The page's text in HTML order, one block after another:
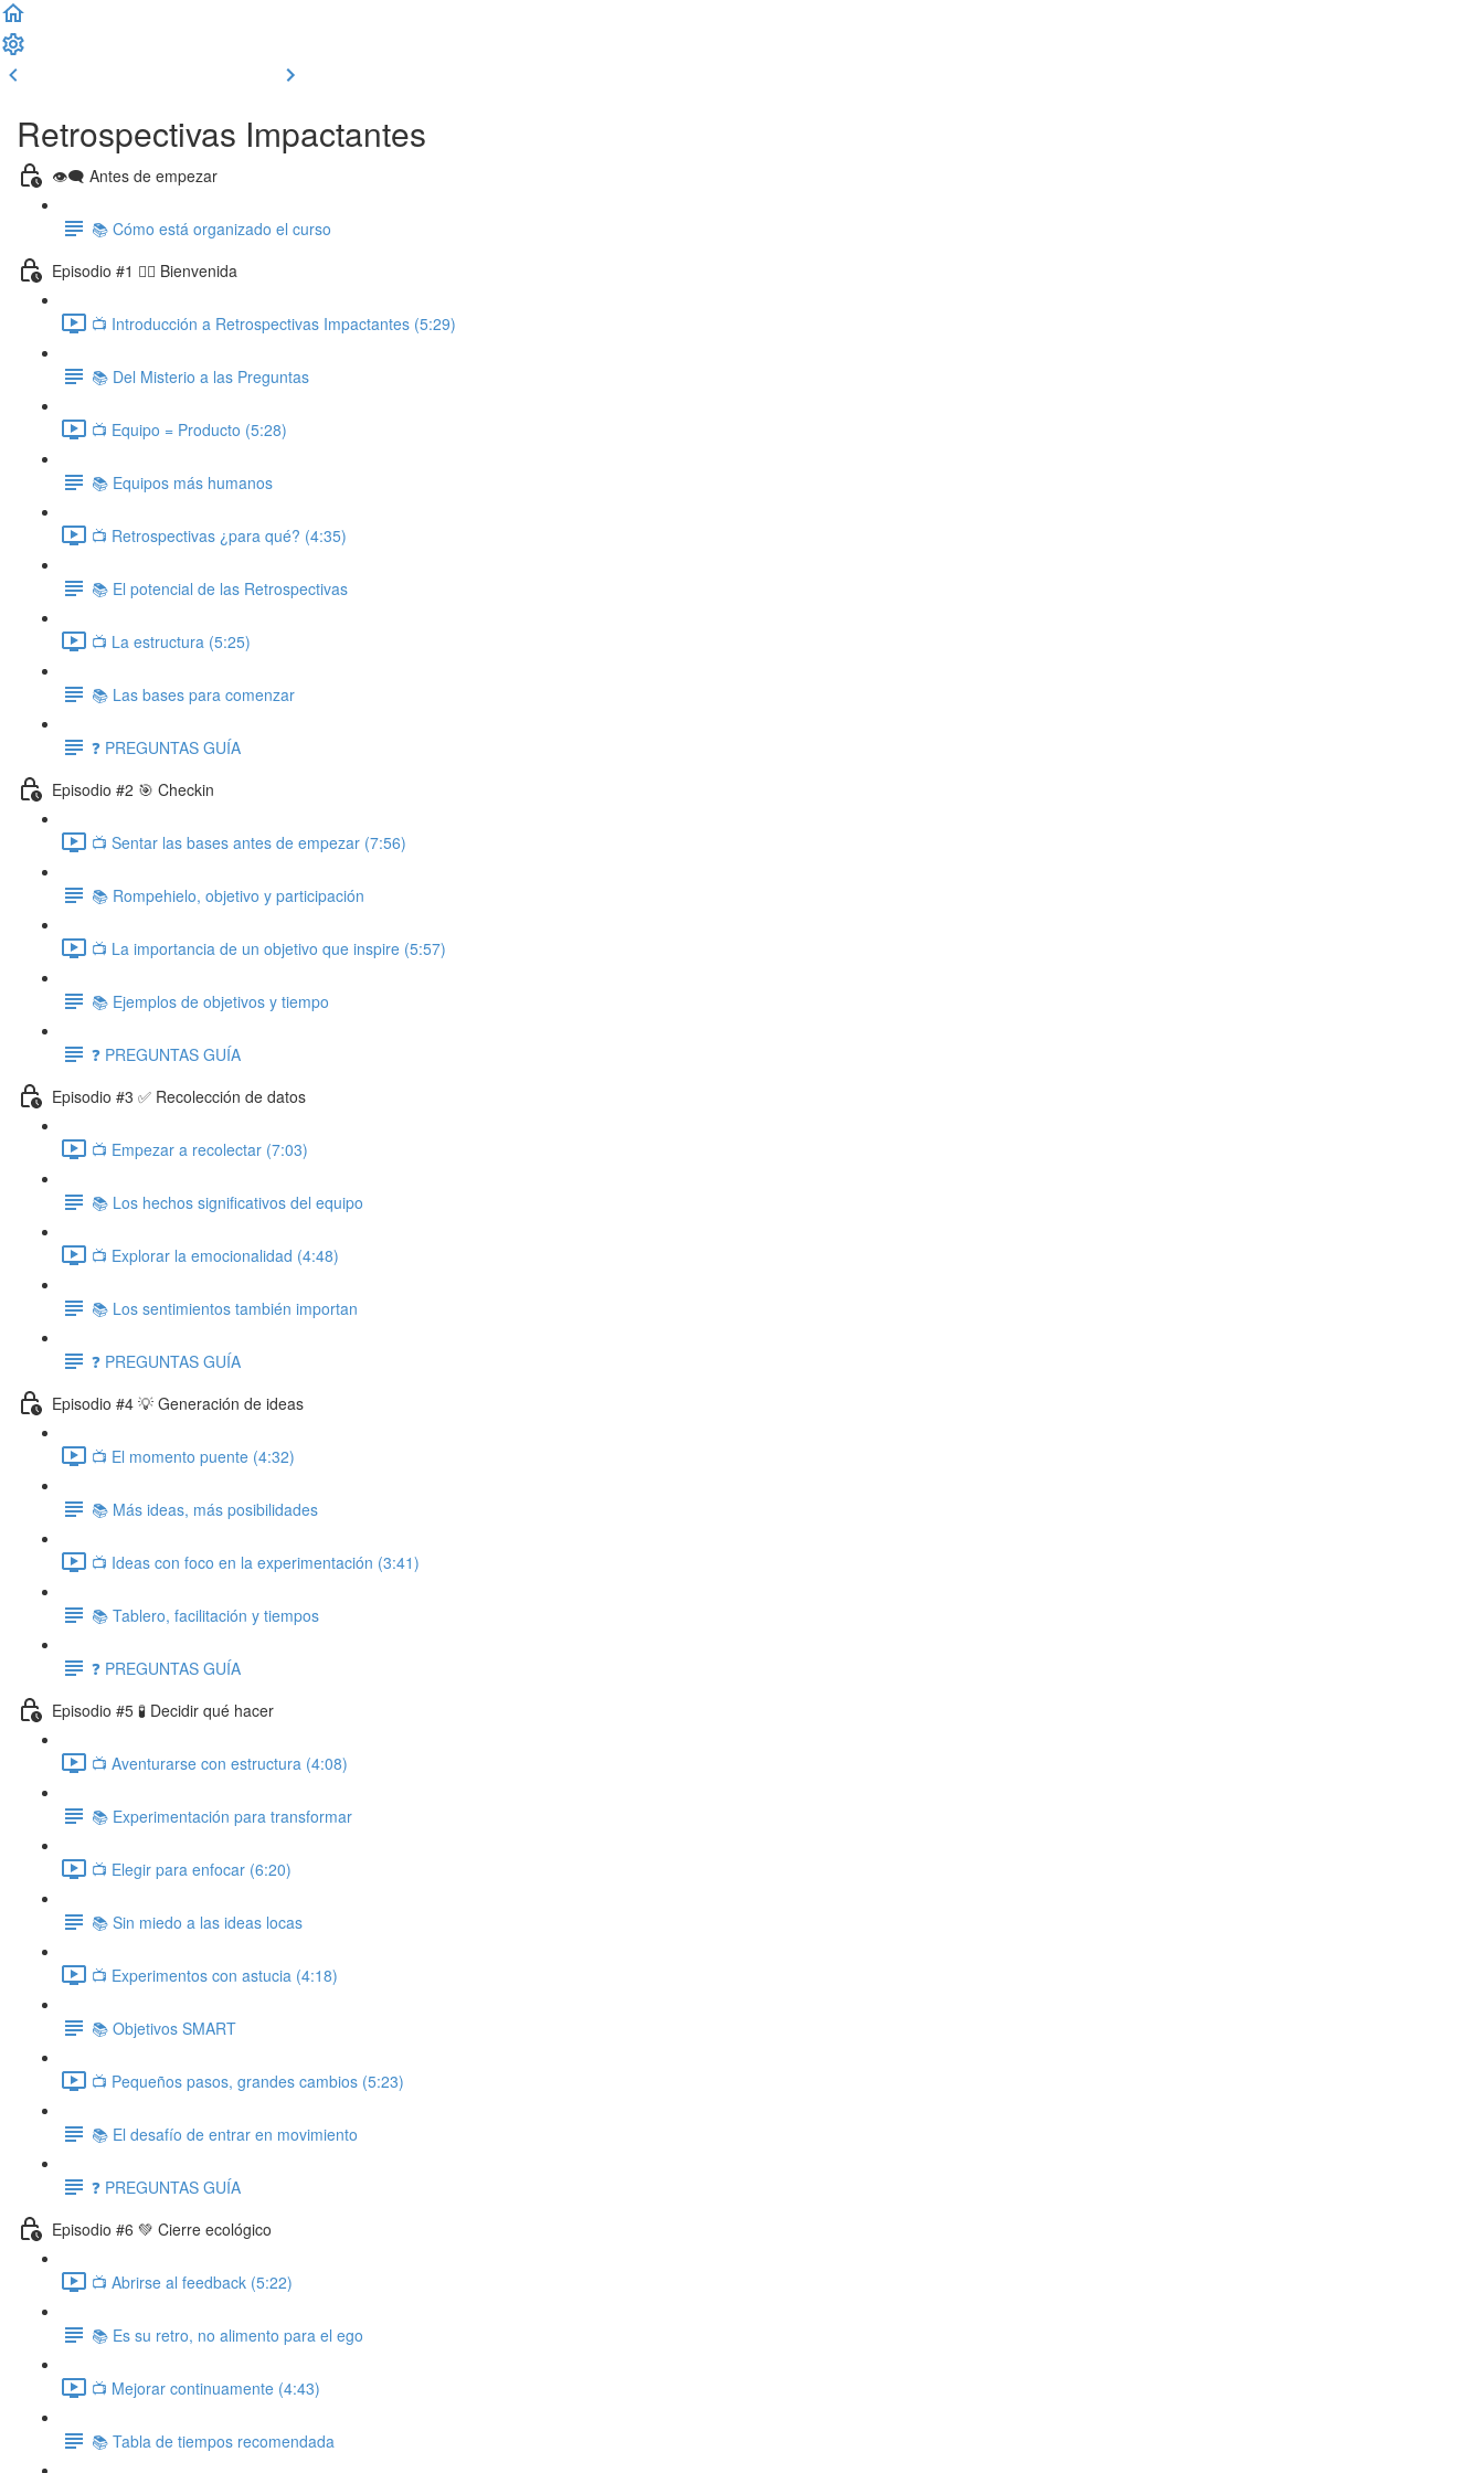
Retrospectivas Impactantes
👁‍🗨 Antes de empezar
📚 Cómo está organizado el curso
Episodio #1 🙋‍♂️ Bienvenida
📺 Introducción a Retrospectivas Impactantes (5:29)
📚 Del Misterio a las Preguntas
📺 Equipo = Producto (5:28)
📚 Equipos más humanos
📺 Retrospectivas ¿para qué? (4:35)
📚 El potencial de las Retrospectivas
📺 La estructura (5:25)
📚 Las bases para comenzar
❓ PREGUNTAS GUÍA
Episodio #2 🎯 Checkin
📺 Sentar las bases antes de empezar (7:56)
📚 Rompehielo, objetivo y participación
📺 La importancia de un objetivo que inspire (5:57)
📚 Ejemplos de objetivos y tiempo
❓ PREGUNTAS GUÍA
Episodio #3 ✅ Recolección de datos
📺 Empezar a recolectar (7:03)
📚 Los hechos significativos del equipo
📺 Explorar la emocionalidad (4:48)
📚 Los sentimientos también importan
❓ PREGUNTAS GUÍA
Episodio #4 💡 Generación de ideas
📺 El momento puente (4:32)
📚 Más ideas, más posibilidades
📺 Ideas con foco en la experimentación (3:41)
📚 Tablero, facilitación y tiempos
❓ PREGUNTAS GUÍA
Episodio #5 🧪 Decidir qué hacer
📺 Aventurarse con estructura (4:08)
📚 Experimentación para transformar
📺 Elegir para enfocar (6:20)
📚 Sin miedo a las ideas locas
📺 Experimentos con astucia (4:18)
📚 Objetivos SMART
📺 Pequeños pasos, grandes cambios (5:23)
📚 El desafío de entrar en movimiento
❓ PREGUNTAS GUÍA
Episodio #6 💚 Cierre ecológico
📺 Abrirse al feedback (5:22)
📚 Es su retro, no alimento para el ego
📺 Mejorar continuamente (4:43)
📚 Tabla de tiempos recomendada